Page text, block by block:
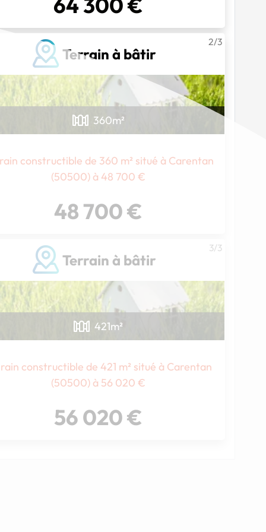
Chargement...
Terrain à bâtir
2/3
360m²
constructible de 360 m² situé à Carentan
(50500) à 48 700 €
48 700 €
Terrain à bâtir
3/3
421m²
constructible de 421 m² situé à Carentan
(50500) à 56 020 €
56 020 €